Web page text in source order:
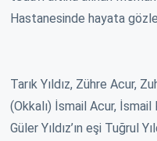
Hastanesinde hayata
Tarık Yıldız, Zühre Acur,
(Okkalı) İsmail Acur, İsmail
Güler Yıldız’ın eşi Tuğrul